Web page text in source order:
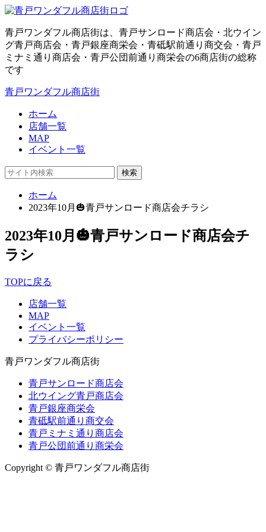
青戸ワンダフル商店街は、青戸サンロード商店会・北ウイン
グ青戸商店会・青戸銀座商栄会・青砥駅前通り商交会・青戸
ミナミ通り商店会・青戸公団前通り商栄会の6商店街の総称
です
青戸ワンダフル商店街
ホーム
店舗一覧
MAP
イベント一覧
検索
ホーム
2023年10月🎃青戸サンロード商店会チラシ
2023年10月🎃青戸サンロード商店会チ
ラシ
TOPに戻る
店舗一覧
MAP
イベント一覧
プライバシーポリシー
青戸ワンダフル商店街
青戸サンロード商店会
北ウイング青戸商店会
青戸銀座商栄会
青砥駅前通り商交会
青戸ミナミ通り商店会
青戸公団前通り商栄会
Copyright © 青戸ワンダフル商店街